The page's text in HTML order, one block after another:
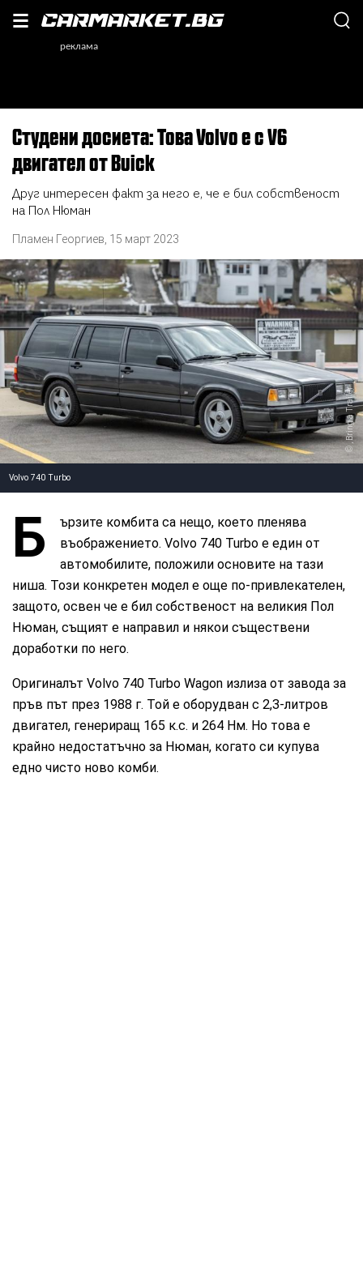
Студени досиета: Това Volvo е с V6
двигател от Buick
Друг интересен факт за него е, че е бил собственост
на Пол Нюман
Пламен Георгиев 15 март 2023
, Bring a Trailer
Volvo 740 Turbo
Б
ързите комбита са нещо, което пленява
въображението. Volvo 740 Turbo е един от
автомобилите, положили основите на тази
ниша. Този конкретен модел е още по-привлекателен,
защото, освен че е бил собственост на великия Пол
Нюман, същият е направил и някои съществени
доработки по него.
Оригиналът Volvo 740 Turbo Wagon излиза от завода за
пръв път през 1988 г. Той е оборудван с 2,3-литров
двигател, генериращ 165 к.с. и 264 Нм. Но това е
крайно недостатъчно за Нюман, когато си купува
едно чисто ново комби.